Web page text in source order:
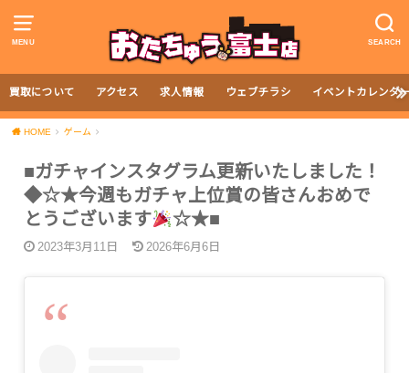
MENU SEARCH
買取について アクセス 求人情報 ウェブチラシ イベントカレンダ
HOME ゲーム
■ガチャインスタグラム更新いたしました！
◆☆★今週もガチャ上位賞の皆さんおめで
とうございます
☆★■
2023年3月11日 2026年6月6日